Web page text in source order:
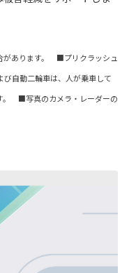
があります。 ■プリクラッシュ
自動二輪車は、人が乗車して
。 ■写真のカメラ・レーダーの